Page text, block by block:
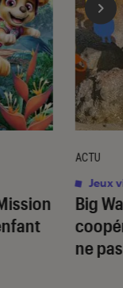
Big
ne
ACTU
Jeux